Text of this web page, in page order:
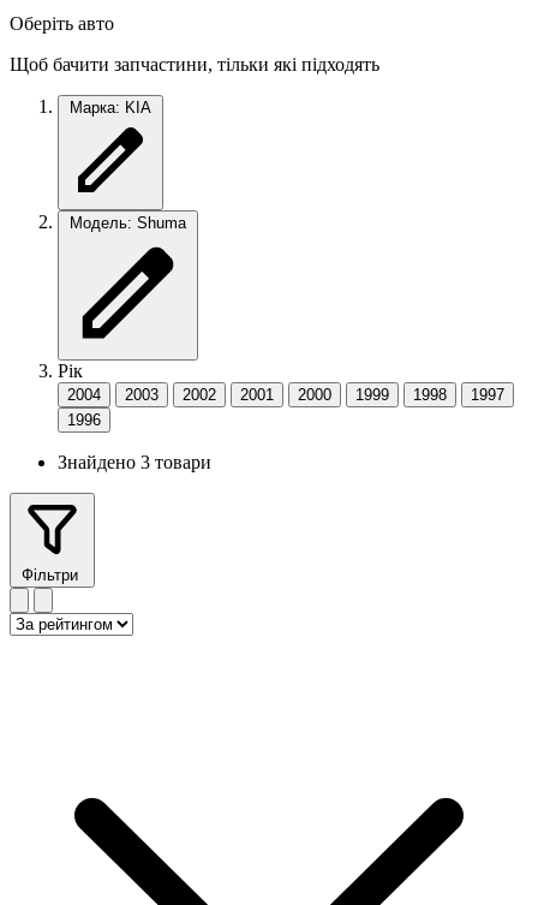
Оберіть авто
Щоб бачити запчастини, тільки які підходять
Марка: KIA
Модель: Shuma
Рік
2004 2003 2002 2001 2000 1999 1998
1997
1996
Знайдено 3 товари
Фільтри